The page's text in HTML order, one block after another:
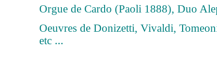
Orgue de Cardo (Paoli 1888), Duo
Oeuvres de Donizetti, Vivaldi,
etc ...